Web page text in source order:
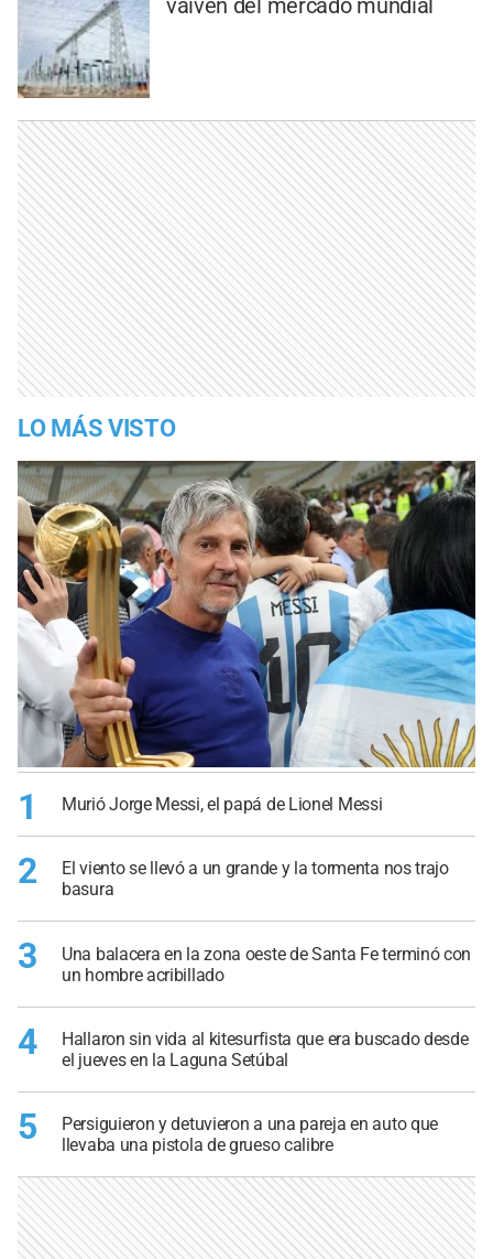
vaivén del mercado mundial
LO MÁS VISTO
1 Murió Jorge Messi, el papá de Lionel Messi
2
El viento se llevó a un grande y la tormenta nos trajo
basura
3
Una balacera en la zona oeste de Santa Fe terminó con
un hombre acribillado
4
Hallaron sin vida al kitesurfista que era buscado desde
el jueves en la Laguna Setúbal
5
Persiguieron y detuvieron a una pareja en auto que
llevaba una pistola de grueso calibre